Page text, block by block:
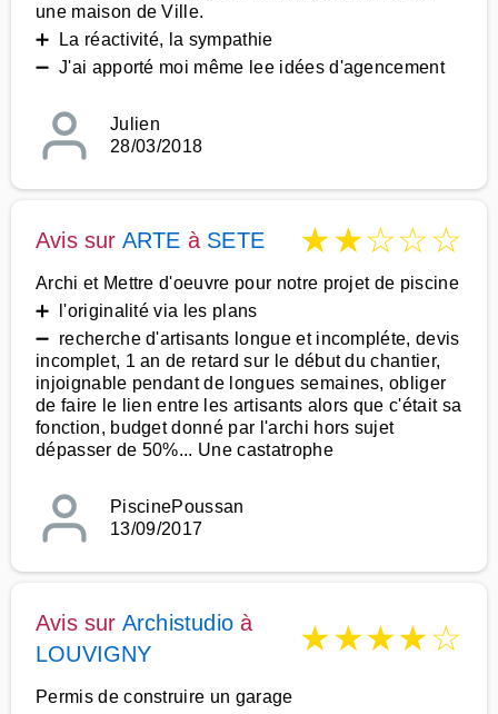
une maison de Ville.
➕ La réactivité, la sympathie
➖ J'ai apporté moi même lee idées d'agencement
Julien
28/03/2018
Avis sur ARTE à SETE ★★☆☆☆
Archi et Mettre d'oeuvre pour notre projet de piscine
➕ l'originalité via les plans
➖ recherche d'artisants longue et incompléte, devis
incomplet, 1 an de retard sur le début du chantier,
injoignable pendant de longues semaines, obliger
de faire le lien entre les artisants alors que c'était sa
fonction, budget donné par l'archi hors sujet
dépasser de 50%... Une castatrophe
PiscinePoussan
13/09/2017
Avis sur Archistudio à
LOUVIGNY
★★★★☆
Permis de construire un garage